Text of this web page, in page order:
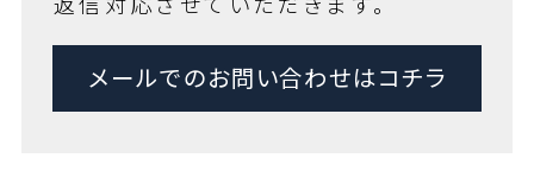
メールでのお問い合わせはコチラ